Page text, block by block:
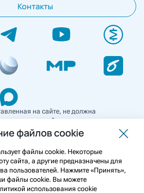
Контакты
на сайте, не должна
диагностики и лечения
очной консультации врача. Перед
ознакомиться
препарата. Информация
рецептурного отпуска
и фармацевтических
файлов cookie
файлы cookie. Некоторые
сайта, а другие предназначены для
пользователей. Нажмите «Принять»,
файлы cookie. Вы можете
использования cookie